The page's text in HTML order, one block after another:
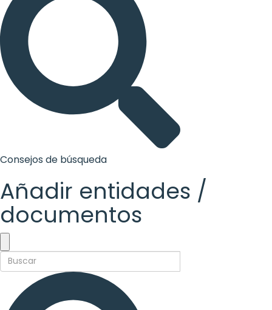
Consejos de búsqueda
Añadir entidades /
documentos